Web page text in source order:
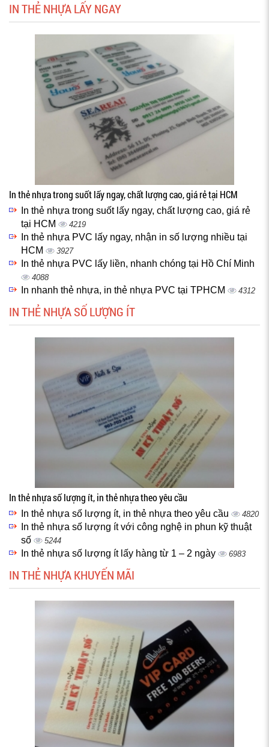
IN THẺ NHỰA LẤY NGAY
In thẻ nhựa trong suốt lấy ngay, chất lượng cao, giá rẻ tại HCM
In thẻ nhựa trong suốt lấy ngay, chất lượng cao, giá rẻ
tại HCM
4219
In thẻ nhựa PVC lấy ngay, nhận in số lượng nhiều tại
HCM
3927
In thẻ nhựa PVC lấy liền, nhanh chóng tại Hồ Chí Minh
4088
In nhanh thẻ nhựa, in thẻ nhựa PVC tại TPHCM 4312
IN THẺ NHỰA SỐ LƯỢNG ÍT
In thẻ nhựa số lượng ít, in thẻ nhựa theo yêu cầu
In thẻ nhựa số lượng ít, in thẻ nhựa theo yêu cầu 4820
In thẻ nhựa số lượng ít với công nghệ in phun kỹ thuật
số
5244
In thẻ nhựa số lượng ít lấy hàng từ 1 – 2 ngày 6983
IN THẺ NHỰA KHUYẾN MÃI